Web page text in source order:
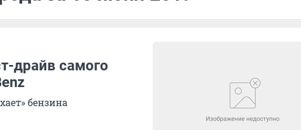
драйв самого
бензина